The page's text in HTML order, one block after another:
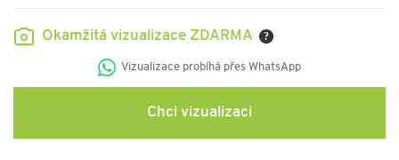
Okamžitá vizualizace ZDARMA ?
Vizualizace probíhá přes WhatsApp
Chci vizualizaci